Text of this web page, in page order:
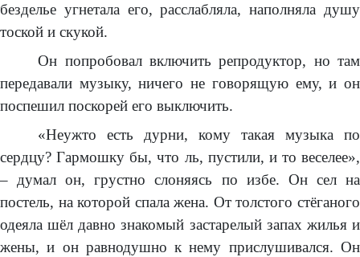
безделье угнетала его, расслабляла, наполняла душу
тоской и скукой.
Он попробовал включить репродуктор, но там
передавали музыку, ничего не говорящую ему, и он
поспешил поскорей его выключить.
«Неужто есть дурни, кому такая музыка по
сердцу? Гармошку бы, что ль, пустили, и то веселее»,
– думал он, грустно слоняясь по избе. Он сел на
постель, на которой спала жена. От толстого стёганого
одеяла шёл давно знакомый застарелый запах жилья и
жены, и он равнодушно к нему прислушивался. Он